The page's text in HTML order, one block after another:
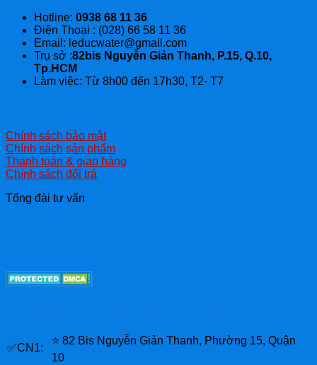
Hotline: 0938 68 11 36
Điện Thoại : (028) 66 58 11 36
Email: leducwater@gmail.com
Trụ sở :82bis Nguyễn Giản Thanh, P.15, Q.10,
Tp.HCM
Làm việc: Từ 8h00 đến 17h30, T2- T7
Chính sách bảo mật
Chính sách sản phẩm
Thanh toán & giao hàng
Chính sách đổi trả
Tổng đài tư vấn
✅CN1:
⭐ 82 Bis Nguyễn Giản Thanh, Phường 15, Quận
10